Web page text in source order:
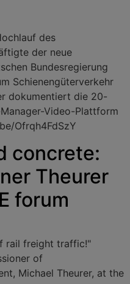
des
der neue
Bundesregierung
Schienengüterverkehr
dokumentiert die 20-
Video-Plattform
Ofrqh4FdSzY
concrete:
Theurer
forum
rail freight traffic!"
of
Michael Theurer, at the